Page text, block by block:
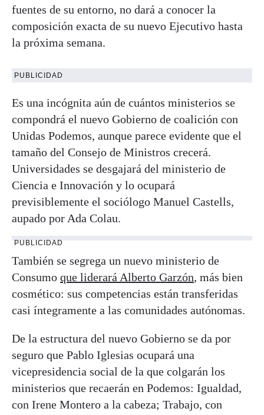
fuentes de su entorno, no dará a conocer la
composición exacta de su nuevo Ejecutivo hasta
la próxima semana.
PUBLICIDAD
Es una incógnita aún de cuántos ministerios se
compondrá el nuevo Gobierno de coalición con
Unidas Podemos, aunque parece evidente que el
tamaño del Consejo de Ministros crecerá.
Universidades se desgajará del ministerio de
Ciencia e Innovación y lo ocupará
previsiblemente el sociólogo Manuel Castells,
aupado por Ada Colau.
PUBLICIDAD
También se segrega un nuevo ministerio de
Consumo que liderará Alberto Garzón, más bien
cosmético: sus competencias están transferidas
casi íntegramente a las comunidades autónomas.
De la estructura del nuevo Gobierno se da por
seguro que Pablo Iglesias ocupará una
vicepresidencia social de la que colgarán los
ministerios que recaerán en Podemos: Igualdad,
con Irene Montero a la cabeza; Trabajo, con